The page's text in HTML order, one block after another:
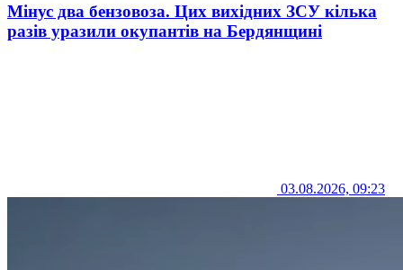
Мінус два бензовоза. Цих вихідних ЗСУ кілька
разів уразили окупантів на Бердянщині
03.08.2026, 09:23